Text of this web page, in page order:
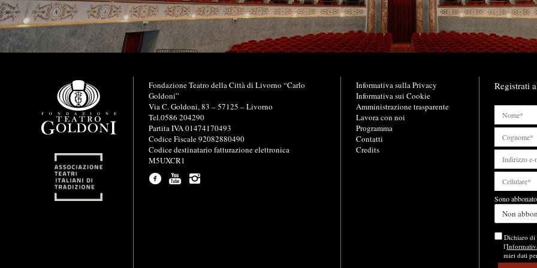
I
n
f
o
r
m
a
z
o
Fondazione Teatro della Città di Livorno “Carlo
Goldoni”
Via C. Goldoni, 83 – 57125 – Livorno
Tel.0586 204290
Partita IVA 01474170493
Codice Fiscale 92082880490
Codice destinatario fatturazione elettronica
M5UXCR1
L
i
n
k
u
t
i
Informativa sulla Privacy
Informativa sui Cookie
Amministrazione trasparente
Lavora con noi
Programma
Contatti
Credits
Registrati
Sono
Non
Dichiaro di
l'
miei dati